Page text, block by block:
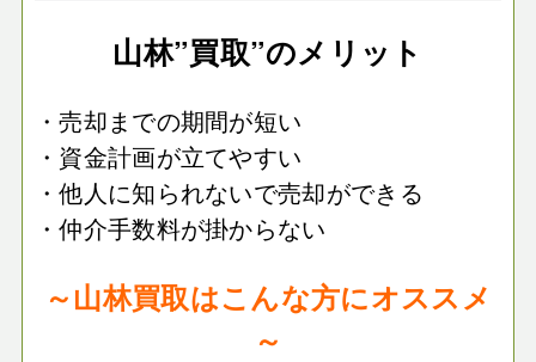
山林”買取”のメリット
・売却までの期間が短い
・資金計画が立てやすい
・他人に知られないで売却ができる
・仲介手数料が掛からない
～山林買取はこんな方にオススメ
～